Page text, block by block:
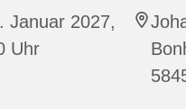
Januar 2027,
Uhr